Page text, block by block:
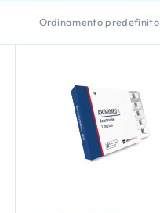
Ordinamento predefinito